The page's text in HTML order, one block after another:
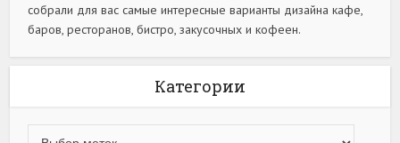
собрали для вас самые интересные варианты дизайна кафе,
баров, ресторанов, бистро, закусочных и кофеен.
Категории